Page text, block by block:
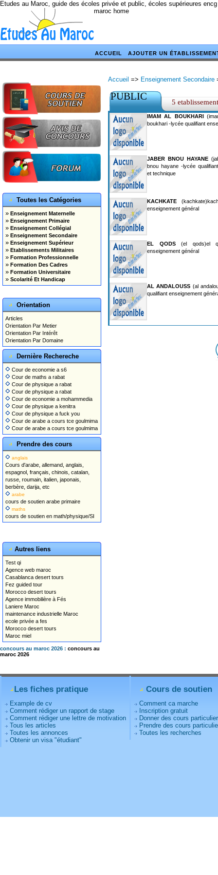
Etudes au Maroc, guide des écoles privée et public, écoles supérieures
maroc home
ACCUEIL AJOUTER UN
Toutes les Catégories
» Enseignement Maternelle
» Enseignement Primaire
» Enseignement Collégial
» Enseignement Secondaire
» Enseignement Supérieur
» Etablissements Militaires
» Formation Professionnelle
» Formation Des Cadres
» Formation Universitaire
» Scolarité Et Handicap
Orientation
Articles
Orientation Par Metier
Orientation Par Intérêt
Orientation Par Domaine
Dernière Rechereche
Cour de economie a s6
Cour de maths a rabat
Cour de physique a rabat
Cour de physique a rabat
Cour de economie a mohammedia
Cour de physique a kenitra
Cour de physique a fuck you
Cour de arabe a cours tce goulmima
Cour de arabe a cours tce goulmima
Prendre des cours
anglais
Cours d'arabe, allemand, anglais,
espagnol, français, chinois, catalan,
russe, roumain, italien, japonais,
berbère, darija, etc
arabe
cours de soutien arabe primaire
maths
cours de soutien en math/physique/SI
Autres liens
Test qi
Agence web maroc
Casablanca desert tours
Fez guided tour
Morocco desert tours
Agence immobilière à Fés
Laniere Maroc
maintenance industrielle Maroc
ecole privée a fes
Morocco desert tours
Maroc miel
concours au maroc 2026 : concours au
maroc 2026
Accueil => Enseignement Secondaire
PUBLIC 5
IMAM AL BOUKHARI
boukhari -lycée qualifiant
JABER BNOU HAYANE
bnou hayane -lycée
et technique
KACHKATE
enseignement général
EL QODS(el qods)el
enseignement général
AL ANDALOUSS (al
qualifiant enseignement
Les fiches pratique
Example de cv
Comment rédiger un rapport de stage
Comment rédiger une lettre de motivation
Tous les articles
Toutes les annonces
Obtenir un visa "étudiant"
Cours de soutien
Comment ca marche
Inscription gratuit
Donner des cours
Prendre des cours
Toutes les recherches